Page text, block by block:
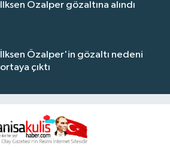
İlksen Özalper gözaltına alındı
İlksen Özalper'in gözaltı nedeni
ortaya çıktı